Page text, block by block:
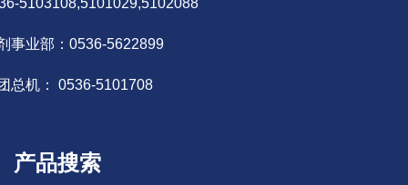
5103108,5101029,5102088
事业部：0536-5622899
总机： 0536-5101708
产品搜索